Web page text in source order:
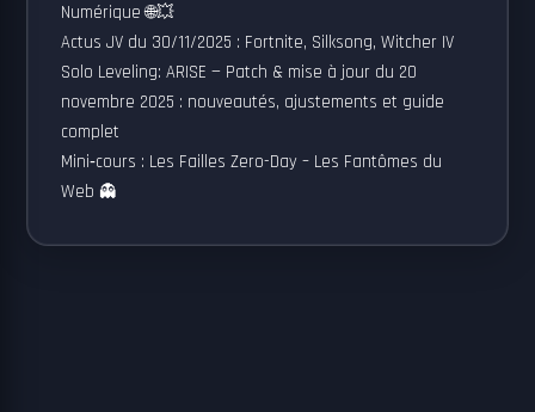
Numérique 🌐💥
Actus JV du 30/11/2025 : Fortnite, Silksong, Witcher IV
Solo Leveling: ARISE — Patch & mise à jour du 20
novembre 2025 : nouveautés, ajustements et guide
complet
Mini‑cours : Les Failles Zero-Day – Les Fantômes du
Web 👻